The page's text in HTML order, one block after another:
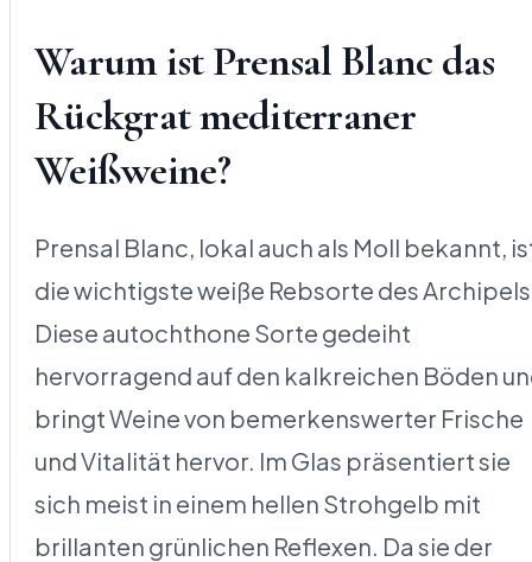
Warum ist Prensal Blanc das
Rückgrat mediterraner
Weißweine?
Prensal Blanc, lokal auch als Moll bekannt,
die wichtigste weiße Rebsorte des
Diese autochthone Sorte gedeiht
hervorragend auf den kalkreichen Böden
bringt Weine von bemerkenswerter Frische
und Vitalität hervor. Im Glas präsentiert sie
sich meist in einem hellen Strohgelb mit
brillanten grünlichen Reflexen. Da sie der